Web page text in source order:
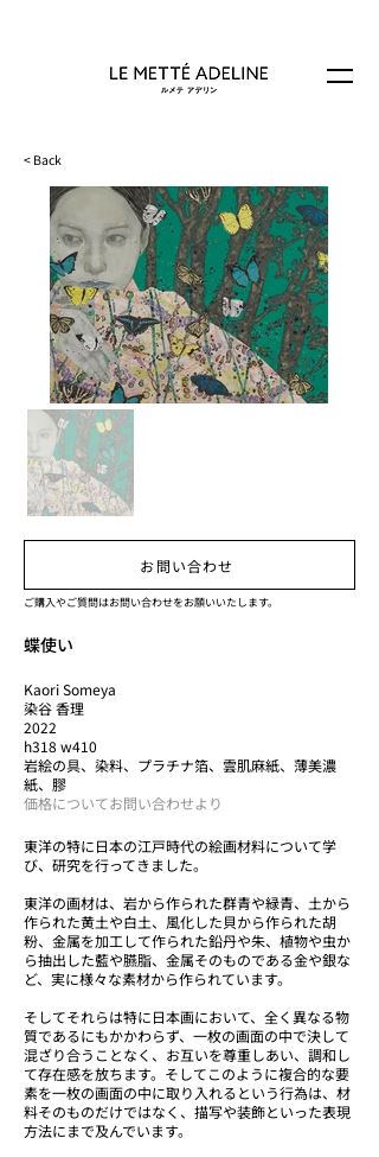
< Back
お問い合わせ
ご購入やご質問はお問い合わせをお願いいたします。
蝶使い
Kaori Someya
染谷 香理
2022
h318 w410
岩絵の具、染料、プラチナ箔、雲肌麻紙、薄美濃
紙、膠
価格についてお問い合わせより
東洋の特に日本の江戸時代の絵画材料について学
び、研究を行ってきました。
東洋の画材は、岩から作られた群青や緑青、土から
作られた黄土や白土、風化した貝から作られた胡
粉、金属を加工して作られた鉛丹や朱、植物や虫か
ら抽出した藍や臙脂、金属そのものである金や銀な
ど、実に様々な素材から作られています。
そしてそれらは特に日本画において、全く異なる物
質であるにもかかわらず、一枚の画面の中で決して
混ざり合うことなく、お互いを尊重しあい、調和し
て存在感を放ちます。そしてこのように複合的な要
素を一枚の画面の中に取り入れるという行為は、材
料そのものだけではなく、描写や装飾といった表現
方法にまで及んでいます。